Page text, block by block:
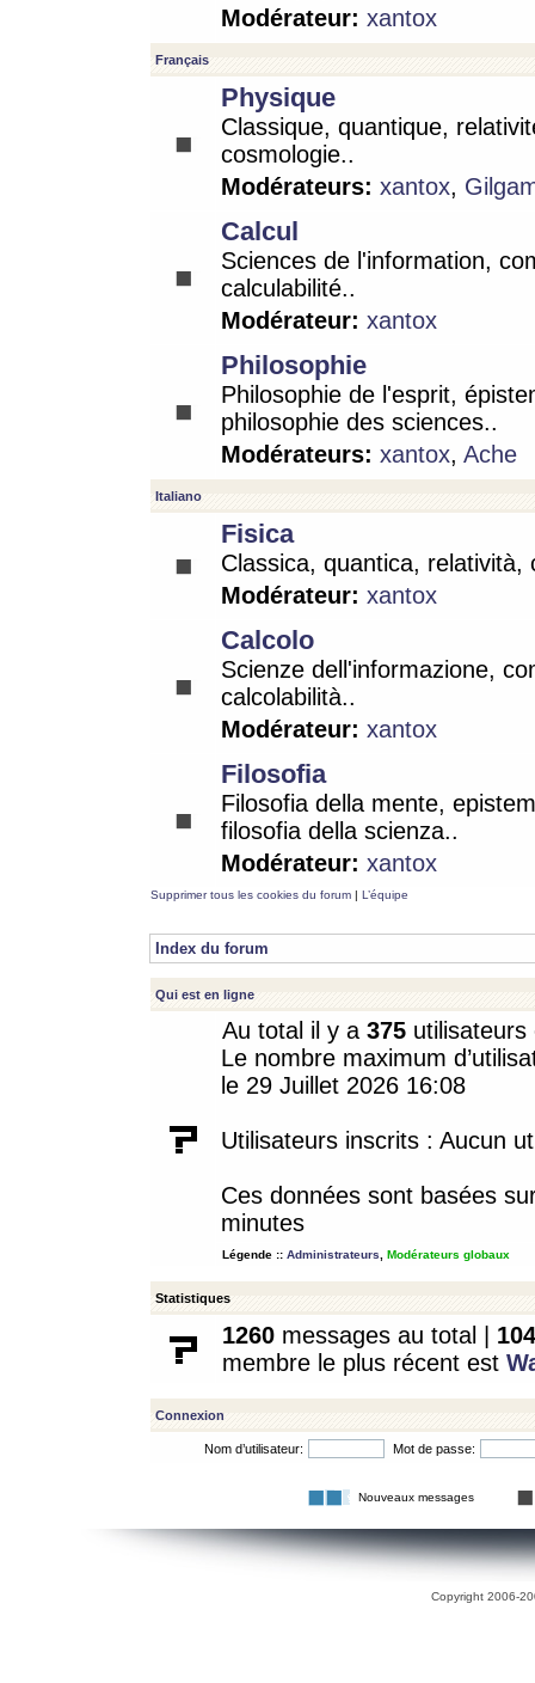
Modérateur: xantox
Français
Physique
Classique, quantique,
cosmologie..
Modérateurs: xantox,
Calcul
Sciences de l'information,
calculabilité..
Modérateur: xantox
Philosophie
Philosophie de l'esprit,
philosophie des sciences..
Modérateurs: xantox, Ache
Italiano
Fisica
Classica, quantica, relatività,
Modérateur: xantox
Calcolo
Scienze dell'informazione,
calcolabilità..
Modérateur: xantox
Filosofia
Filosofia della mente,
filosofia della scienza..
Modérateur: xantox
Supprimer tous les cookies du forum | L’équipe
Index du forum
Qui est en ligne
Au total il y a 375
Le nombre maximum
le 29 Juillet 2026 16:08
Utilisateurs inscrits : Aucun
Ces données sont basées
minutes
Légende :: Administrateurs Modérateurs globaux
Statistiques
1260 messages au total | 104
membre le plus récent est
Connexion
Nom d’utilisateur: Mot de passe:
Nouveaux messages
Copyright 2006-